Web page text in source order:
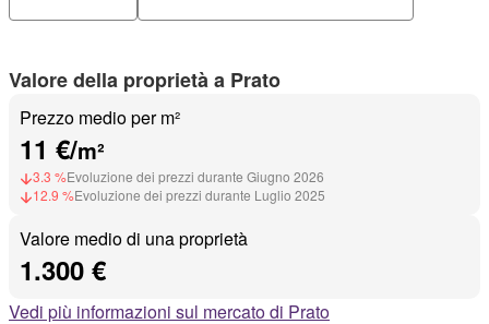
Valore della proprietà a Prato
Prezzo medio per m²
11 €/m²
3.3 %Evoluzione dei prezzi durante Giugno 2026
12.9 %Evoluzione dei prezzi durante Luglio 2025
Valore medio di una proprietà
1.300 €
Vedi più informazioni sul mercato di Prato